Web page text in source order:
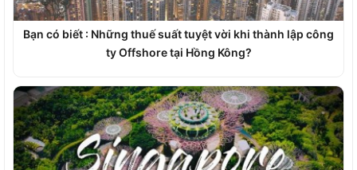
Bạn có biết : Những thuế suất tuyệt vời khi thành lập công
ty Offshore tại Hồng Kông?